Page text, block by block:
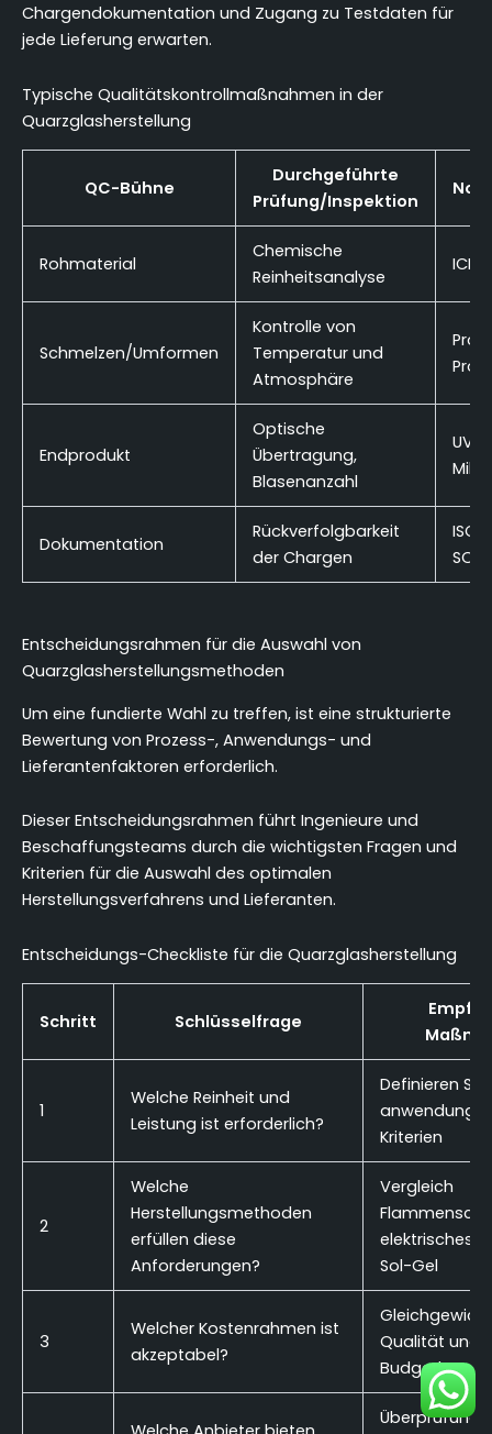
Chargendokumentation und Zugang zu Testdaten für
jede Lieferung erwarten.
Typische Qualitätskontrollmaßnahmen in der
Quarzglasherstellung
QC-Bühne
Durchgeführte
Prüfung/Inspektion
Rohmaterial
Chemische
Reinheitsanalyse
ICP-
Schmelzen/Umformen
Kontrolle von
Temperatur und
Atmosphäre
Endprodukt
Optische
Übertragung,
Blasenanzahl
UV-
Dokumentation
Rückverfolgbarkeit
der Chargen
ISO
SOPs
Entscheidungsrahmen für die Auswahl von
Quarzglasherstellungsmethoden
Um eine fundierte Wahl zu treffen, ist eine strukturierte
Bewertung von Prozess-, Anwendungs- und
Lieferantenfaktoren erforderlich.
Dieser Entscheidungsrahmen führt Ingenieure und
Beschaffungsteams durch die wichtigsten Fragen und
Kriterien für die Auswahl des optimalen
Herstellungsverfahrens und Lieferanten.
Entscheidungs-Checkliste für die Quarzglasherstellung
Schritt Schlüsselfrage
1
Welche Reinheit und
Leistung ist erforderlich?
Definieren Sie
Kriterien
2
Welche
Herstellungsmethoden
erfüllen diese
Anforderungen?
Vergleich
elektrisches
Sol-Gel
3
Welcher Kostenrahmen ist
akzeptabel?
Qualität und
Überprüfung